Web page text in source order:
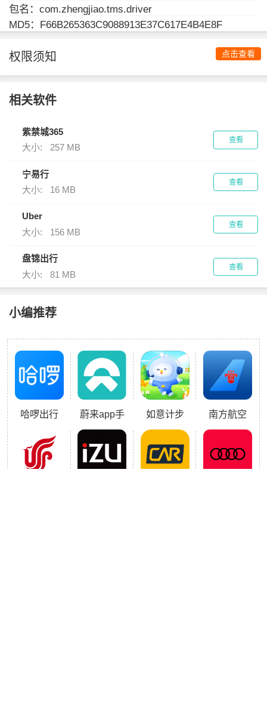
包名：com.zhengjiao.tms.driver
MD5：F66B265363C9088913E37C617E4B4E8F
权限须知 点击查看
相关软件
紫禁城365
大小:
257 MB
查看
宁易行
大小:
16 MB
查看
Uber
大小:
156 MB
查看
盘锦出行
大小:
81 MB
查看
小编推荐
哈啰出行
蔚来app手
机版
如意计步
南方航空
app官方版